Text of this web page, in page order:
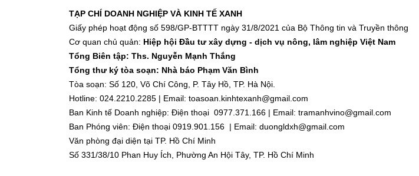
TẠP CHÍ DOANH NGHIỆP VÀ KINH TẾ XANH
Giấy phép hoạt động số 598/GP-BTTTT ngày 31/8/2021 của Bộ Thông tin và Truyền thông
Cơ quan chủ quản: Hiệp hội Đầu tư xây dựng - dịch vụ nông, lâm nghiệp Việt Nam
Tổng Biên tập: Ths. Nguyễn Mạnh Thắng
Tổng thư ký tòa soạn: Nhà báo Phạm Văn Bình
Tòa soạn: Số 120, Võ Chí Công, P. Tây Hồ, TP. Hà Nội.
Hotline: 024.2210.2285 | Email: toasoan.kinhtexanh@gmail.com
Ban Kinh tế Doanh nghiệp: Điện thoại 0977.371.166 | Email: tramanhvino@gmail.com
Ban Phóng viên: Điện thoại 0919.901.156 | Email: duongldxh@gmail.com
Văn phòng đại diện tại TP. Hồ Chí Minh
Số 331/38/10 Phan Huy Ích, Phường An Hội Tây, TP. Hồ Chí Minh